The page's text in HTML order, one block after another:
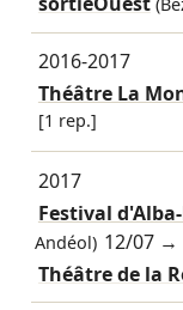
2016-2017
Théâtre La
[1 rep.]
2017
Festival
Andéol) 12/07 →
Théâtre de la